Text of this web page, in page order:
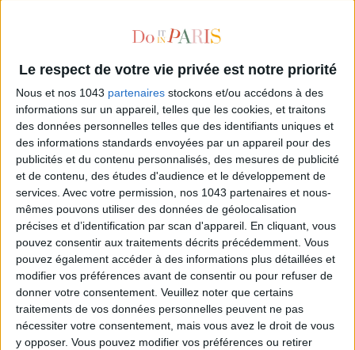
Le respect de votre vie privée est notre priorité
Nous et nos 1043 partenaires stockons et/ou accédons à des
informations sur un appareil, telles que les cookies, et traitons
des données personnelles telles que des identifiants uniques et
des informations standards envoyées par un appareil pour des
publicités et du contenu personnalisés, des mesures de publicité
et de contenu, des études d'audience et le développement de
services. Avec votre permission, nos 1043 partenaires et nous-
mêmes pouvons utiliser des données de géolocalisation
précises et d’identification par scan d'appareil. En cliquant, vous
pouvez consentir aux traitements décrits précédemment. Vous
pouvez également accéder à des informations plus détaillées et
modifier vos préférences avant de consentir ou pour refuser de
donner votre consentement. Veuillez noter que certains
traitements de vos données personnelles peuvent ne pas
nécessiter votre consentement, mais vous avez le droit de vous
y opposer. Vous pouvez modifier vos préférences ou retirer
AUTRES SUGGESTIONS
ÉLYSÉE - ÉTOILE : LES ADRESSES CHICS À
RETENIR
LES (VRAIES) BONNES
CONNAÎTRE AUTOUR DE LA TOUR
LA SEMAINE DE DO IT